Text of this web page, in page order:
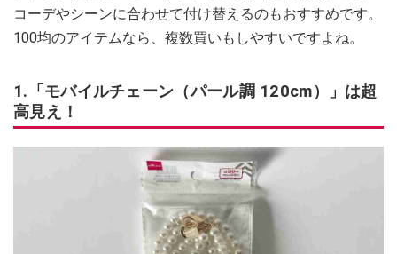
コーデやシーンに合わせて付け替えるのもおすすめです。
100均のアイテムなら、複数買いもしやすいですよね。
1.「モバイルチェーン（パール調 120cm）」は超
高見え！